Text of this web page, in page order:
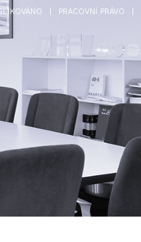
PRACOVNÍ PRÁVO